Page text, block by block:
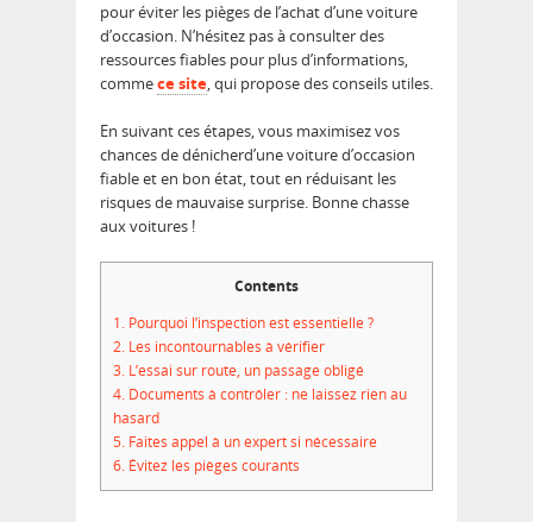
pour éviter les pièges de l’achat d’une voiture
d’occasion. N’hésitez pas à consulter des
ressources fiables pour plus d’informations,
commece site, qui propose des conseils utiles.
En suivant ces étapes, vous maximisez vos
chances de dénicherd’une voiture d’occasion
fiable et en bon état, tout en réduisant les
risques de mauvaise surprise. Bonne chasse
aux voitures !
Contents
1. Pourquoi l’inspection est essentielle ?
2. Les incontournables à vérifier
3. L’essai sur route, un passage obligé
4. Documents à contrôler : ne laissez rien au
hasard
5. Faites appel à un expert si nécessaire
6. Évitez les pièges courants